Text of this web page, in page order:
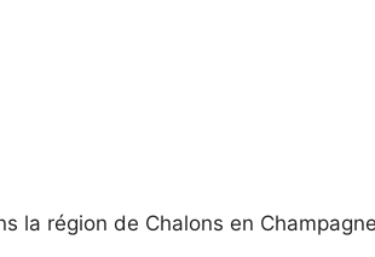
la région de Chalons en Champagne